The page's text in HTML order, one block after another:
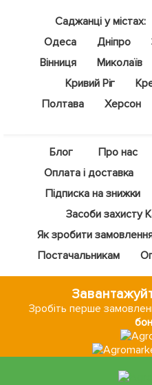
Саджанці у містах:
Одеса
Дніпро
Вінниця
Миколаїв
Кривий Ріг
Полтава
Херсон
Блог Про нас
Оплата і доставка
Підписка на знижки
Засоби захисту
Як зробити
Постачальникам
Зробіть перше